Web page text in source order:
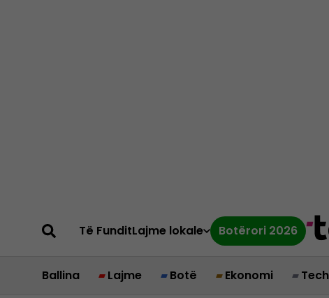
Të FunditLajme lokale Botërori 2026
Ballina Lajme Botë Ekonomi Tech